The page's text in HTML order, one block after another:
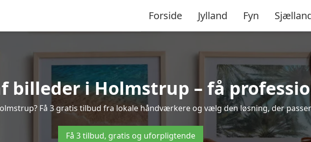
Forside Jylland Fyn
billeder i Holmstrup – få
Få 3 gratis tilbud fra lokale håndværkere og vælg den løsning, der
Få 3 tilbud, gratis og uforpligtende